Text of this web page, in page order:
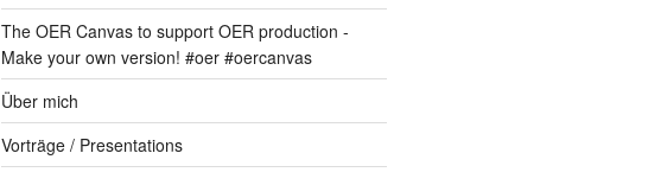
The OER Canvas to support OER production -
Make your own version! #oer #oercanvas
Über mich
Vorträge / Presentations